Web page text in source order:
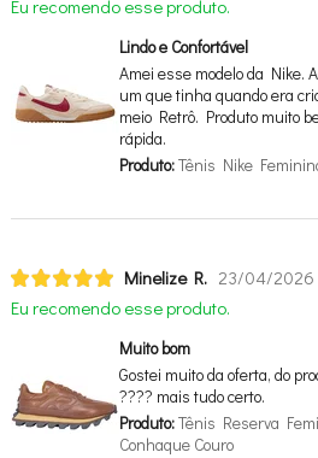
Eu recomendo esse produto.
Lindo e Confortável
Amei esse modelo da Nike.
um que tinha quando era
meio Retrô. Produto muito
rápida.
Produto:Tênis Nike
Minelize R. 23/04/2026
Eu recomendo esse produto.
Muito bom
Gostei muito da oferta, do
???? mais tudo certo.
Produto:Tênis Reserva
Conhaque Couro